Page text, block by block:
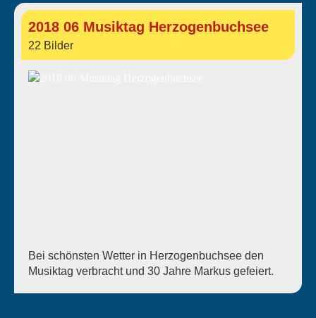
2018 06 Musiktag Herzogenbuchsee
22 Bilder
Bei schönsten Wetter in Herzogenbuchsee den
Musiktag verbracht und 30 Jahre Markus gefeiert.